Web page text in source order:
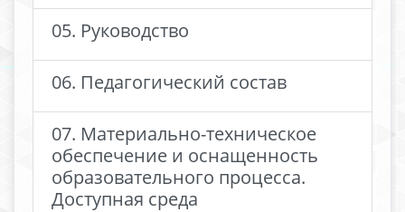
05. Руководство
06. Педагогический состав
07. Материально-техническое
обеспечение и оснащенность
образовательного процесса.
Доступная среда